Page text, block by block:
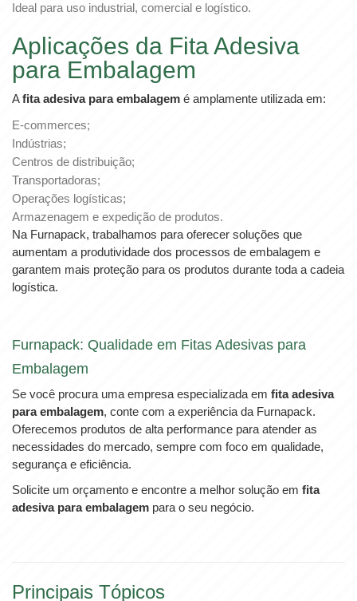
Ideal para uso industrial, comercial e logístico.
Aplicações da Fita Adesiva
para Embalagem
Afita adesiva para embalagem é amplamente utilizada em:
E-commerces;
Indústrias;
Centros de distribuição;
Transportadoras;
Operações logísticas;
Armazenagem e expedição de produtos.
Na Furnapack, trabalhamos para oferecer soluções que
aumentam a produtividade dos processos de embalagem e
garantem mais proteção para os produtos durante toda a cadeia
logística.
Furnapack: Qualidade em Fitas Adesivas para
Embalagem
Se você procura uma empresa especializada em fita adesiva
para embalagem, conte com a experiência da Furnapack.
Oferecemos produtos de alta performance para atender as
necessidades do mercado, sempre com foco em qualidade,
segurança e eficiência.
Solicite um orçamento e encontre a melhor solução em fita
adesiva para embalagem para o seu negócio.
Principais Tópicos